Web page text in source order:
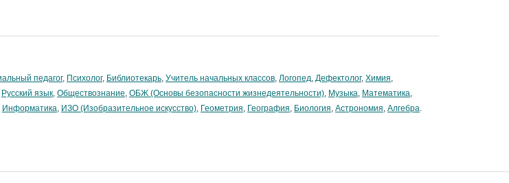
педагог, Психолог, Библиотекарь, Учитель начальных классов, Логопед, Дефектолог, Химия,
Русский язык, Обществознание, ОБЖ (Основы безопасности жизнедеятельности), Музыка, Математика,
Информатика, ИЗО (Изобразительное искусство), Геометрия, География, Биология, Астрономия, Алгебра.